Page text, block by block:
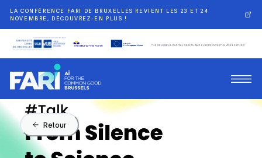
LA CONFÉRENCE FARI DE BRUXELLES REVIENT LES 23 ET 24
NOVEMBRE, DÉCOUVREZ-EN PLUS !
Retour